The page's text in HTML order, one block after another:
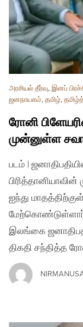
அரசியல் தீர்வு, இனப்
ஜனநாயகம், தமிழ்,
ரோனி
முன்னுள்ள
படம் |
ஐந்து
இலங்கை
திகதி சந்தித்த